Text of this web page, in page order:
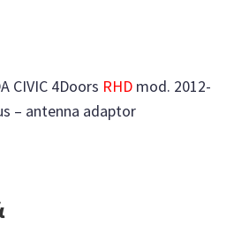
CIVIC 4Doors RHD mod. 2012-
– antenna adaptor